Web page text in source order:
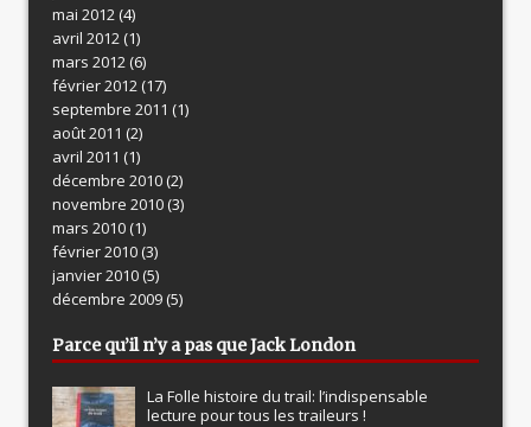
mai 2012(4)
avril 2012(1)
mars 2012(6)
février 2012(17)
septembre 2011 (1)
août 2011 (2)
avril 2011 (1)
décembre 2010(2)
novembre 2010(3)
mars 2010(1)
février 2010(3)
janvier 2010(5)
décembre 2009(5)
Parce qu’il n’y a pas que Jack London
La Folle histoire du trail: l’indispensable
lecture pour tous les traileurs !